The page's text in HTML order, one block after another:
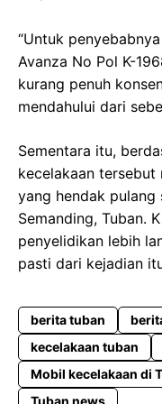
“Untuk
Avanza No Pol K-
kurang penuh
mendahului dari
Sementara itu,
kecelakaan tersebut
yang hendak pulang
Semanding, Tuban.
penyelidikan lebih
pasti dari kejadian
berita tuban
kecelakaan tuban
Mobil kecelakaan di
Tuban news